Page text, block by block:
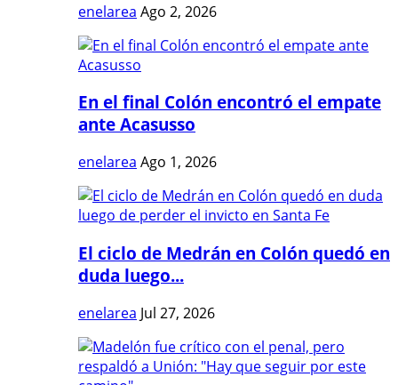
enelarea Ago 2, 2026
En el final Colón encontró el empate
ante Acasusso
enelarea Ago 1, 2026
El ciclo de Medrán en Colón quedó en
duda luego...
enelarea Jul 27, 2026